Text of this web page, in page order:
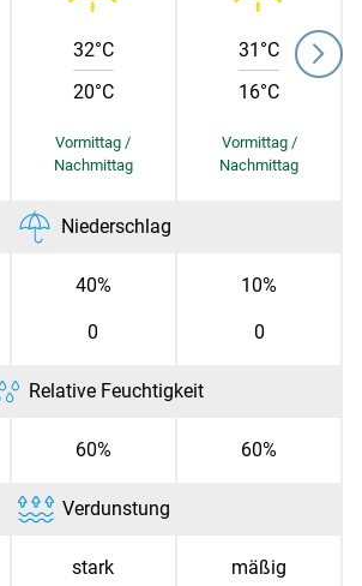
Skip to main content
32°C
20°C
31°C
16°C
Niederschlag
40%
0
10%
0
Relative Feuchtigkeit
60% 60%
Verdunstung
stark mäßig